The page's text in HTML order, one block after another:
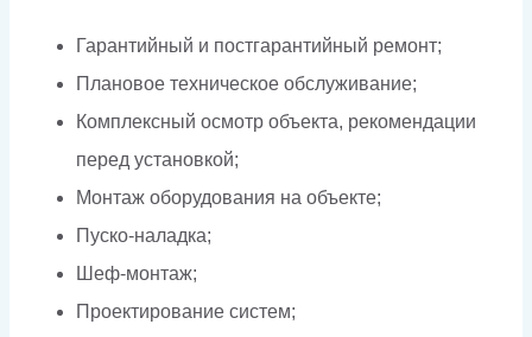
Гарантийный и постгарантийный ремонт;
Плановое техническое обслуживание;
Комплексный осмотр объекта, рекомендации
перед установкой;
Монтаж оборудования на объекте;
Пуско-наладка;
Шеф-монтаж;
Проектирование систем;